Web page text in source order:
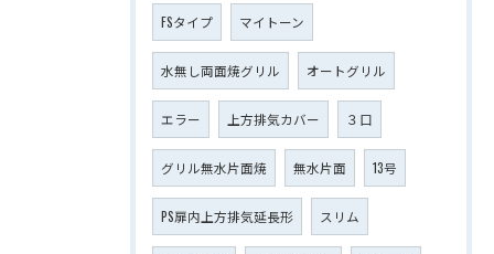
FSタイプ マイトーン
水無し両面焼グリル オートグリル
エラー 上方排気カバー ３口
グリル無水片面焼 無水片面 13号
PS扉内上方排気延長形 スリム